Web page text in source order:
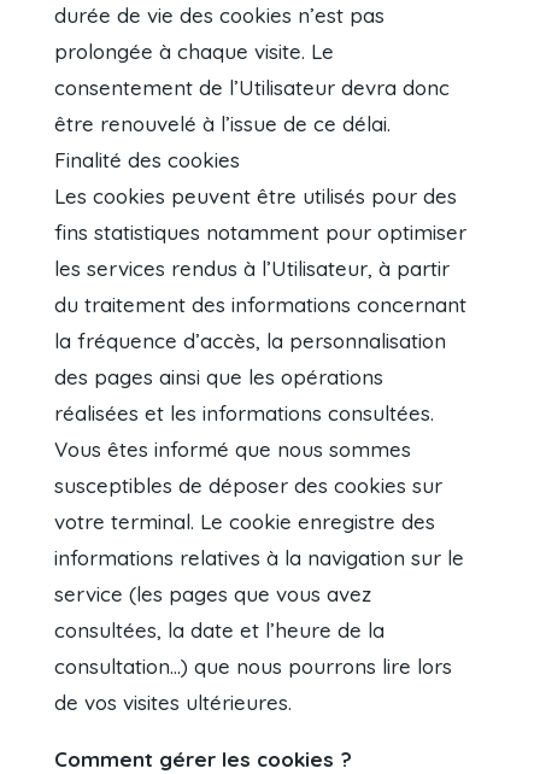
durée de vie des cookies n’est pas
prolongée à chaque visite. Le
consentement de l’Utilisateur devra donc
être renouvelé à l’issue de ce délai.
Finalité des cookies
Les cookies peuvent être utilisés pour des
fins statistiques notamment pour optimiser
les services rendus à l’Utilisateur, à partir
du traitement des informations concernant
la fréquence d’accès, la personnalisation
des pages ainsi que les opérations
réalisées et les informations consultées.
Vous êtes informé que nous sommes
susceptibles de déposer des cookies sur
votre terminal. Le cookie enregistre des
informations relatives à la navigation sur le
service (les pages que vous avez
consultées, la date et l’heure de la
consultation…) que nous pourrons lire lors
de vos visites ultérieures.
Comment gérer les cookies ?